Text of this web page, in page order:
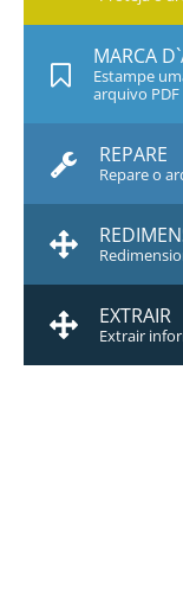
MARCA
Estampe
arquivo PDF
REPARE
Repare o
EXTRAIR
Extrair